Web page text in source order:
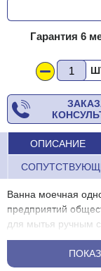
Гарантия 6
ОПИСАНИЕ
Ванна моечная
предприятий
для мытья ручным
Ёмкость ванны
пищевой